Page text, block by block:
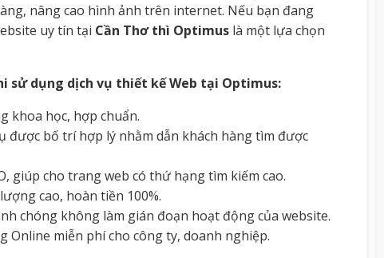
nâng cao hình ảnh trên internet. Nếu bạn đang
uy tín tại Cần Thơ thì Optimus là một lựa chọn
sử dụng dịch vụ thiết kế Web tại Optimus:
khoa học, hợp chuẩn.
được bố trí hợp lý nhằm dẫn khách hàng tìm được
giúp cho trang web có thứ hạng tìm kiếm cao.
cao, hoàn tiền 100%.
chóng không làm gián đoạn hoạt động của website.
Online miễn phí cho công ty, doanh nghiệp.